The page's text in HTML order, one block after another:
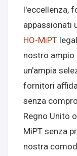
l'eccellenza,
appassionati
HO-MiPT
nostro ampio
un'ampia
fornitori
senza
Regno Unito
MiPT senza
nostra